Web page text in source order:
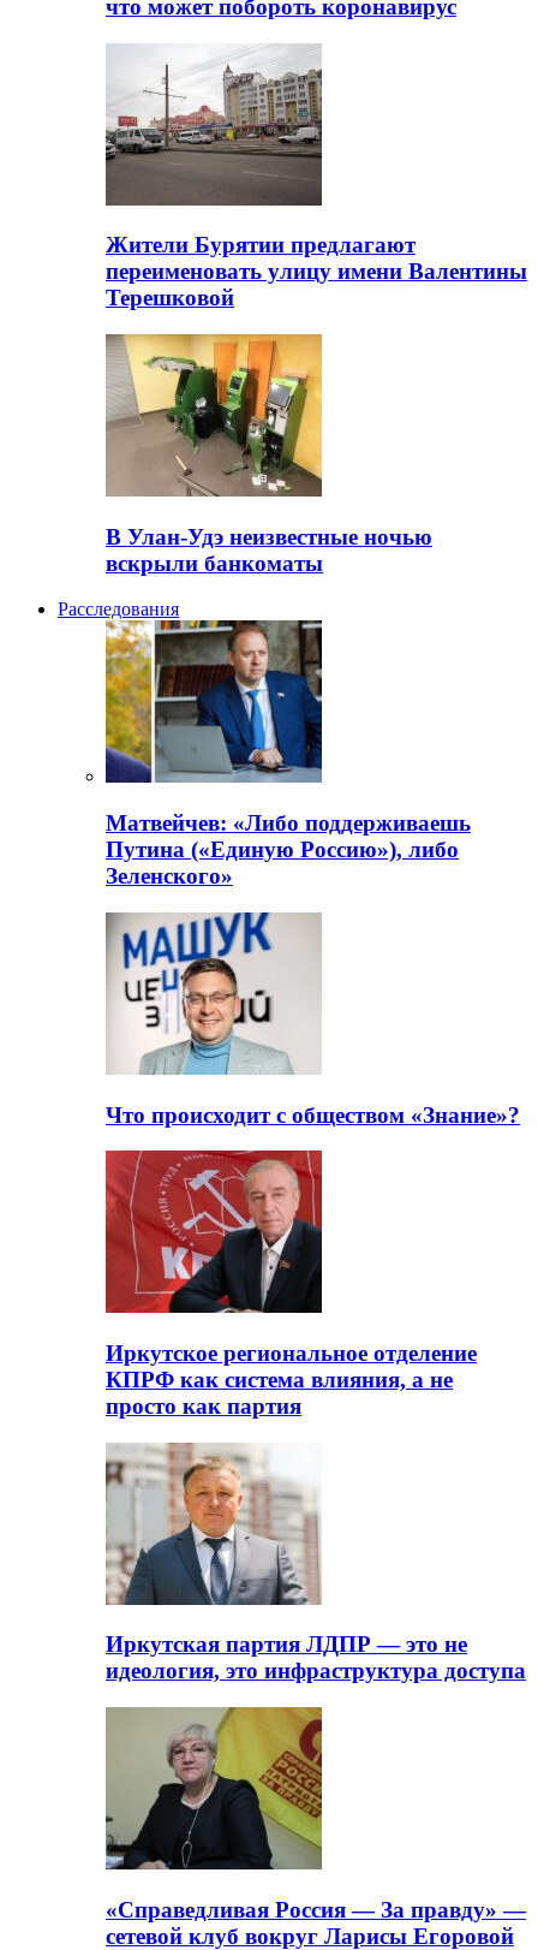
что может побороть коронавирус
Жители Бурятии предлагают
переименовать улицу имени Валентины
Терешковой
В Улан-Удэ неизвестные ночью
вскрыли банкоматы
Расследования
Матвейчев: «Либо поддерживаешь
Путина («Единую Россию»), либо
Зеленского»
Что происходит с обществом «Знание»?
Иркутское региональное отделение
КПРФ как система влияния, а не
просто как партия
Иркутская партия ЛДПР — это не
идеология, это инфраструктура доступа
«Справедливая Россия — За правду» —
сетевой клуб вокруг Ларисы Егоровой